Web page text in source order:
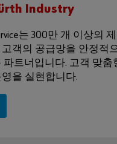
Industry
는 300만 개 이상의
객의 공급망을 안정적
파트너입니다. 고객 맞춤
을 실현합니다.